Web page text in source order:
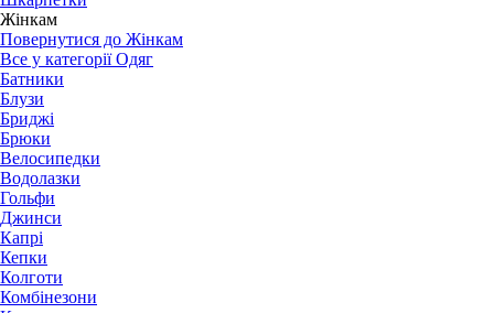
Жінкам
Повернутися до Жінкам
Все у категорії Одяг
Батники
Блузи
Бриджі
Брюки
Велосипедки
Водолазки
Гольфи
Джинси
Капрі
Кепки
Колготи
Комбінезони